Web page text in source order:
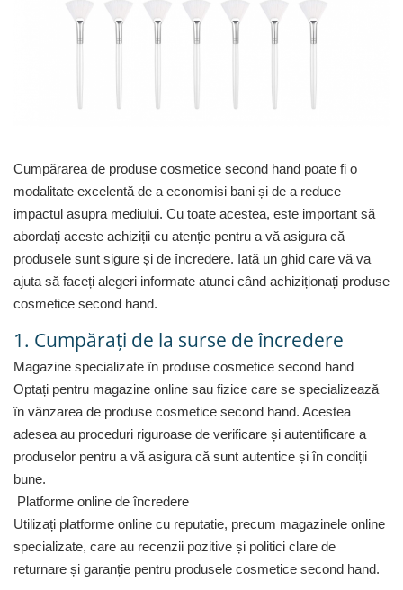
Curatenie si intretinere
Decoratiuni
garaj
Mobila dormitor
Mobila gradina & terasa
Mobila Living & Dining
Organizare si depozitare
Rafturi
Sanitare
Scule electrice si unelte
Silicon, spume si solutii tehnice
Sisteme Incalzire
Textile si covoare
Uscatoare rufe
Utilaje si materiale de constructii
Laptop, Tablete & Telefoane
Accesorii tablete
Laptopuri si Accesorii
Telefoane Mobile & accesorii
Wearable & Gadgeturi
Cumpărarea de produse cosmetice second hand poate fi o
modalitate excelentă de a economisi bani și de a reduce
impactul asupra mediului. Cu toate acestea, este important să
abordați aceste achiziții cu atenție pentru a vă asigura că
produsele sunt sigure și de încredere. Iată un ghid care vă va
ajuta să faceți alegeri informate atunci când achiziționați produse
cosmetice second hand.
1. Cumpărați de la surse de încredere
Magazine specializate în produse cosmetice second hand
Optați pentru magazine online sau fizice care se specializează
în vânzarea de produse cosmetice second hand. Acestea
adesea au proceduri riguroase de verificare și autentificare a
produselor pentru a vă asigura că sunt autentice și în condiții
bune.
Platforme online de încredere
Utilizați platforme online cu reputatie, precum magazinele online
specializate, care au recenzii pozitive și politici clare de
returnare și garanție pentru produsele cosmetice second hand.